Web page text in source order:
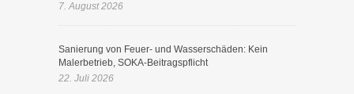
7. August 2026
Sanierung von Feuer- und Wasserschäden: Kein
Malerbetrieb, SOKA-Beitragspflicht
22. Juli 2026